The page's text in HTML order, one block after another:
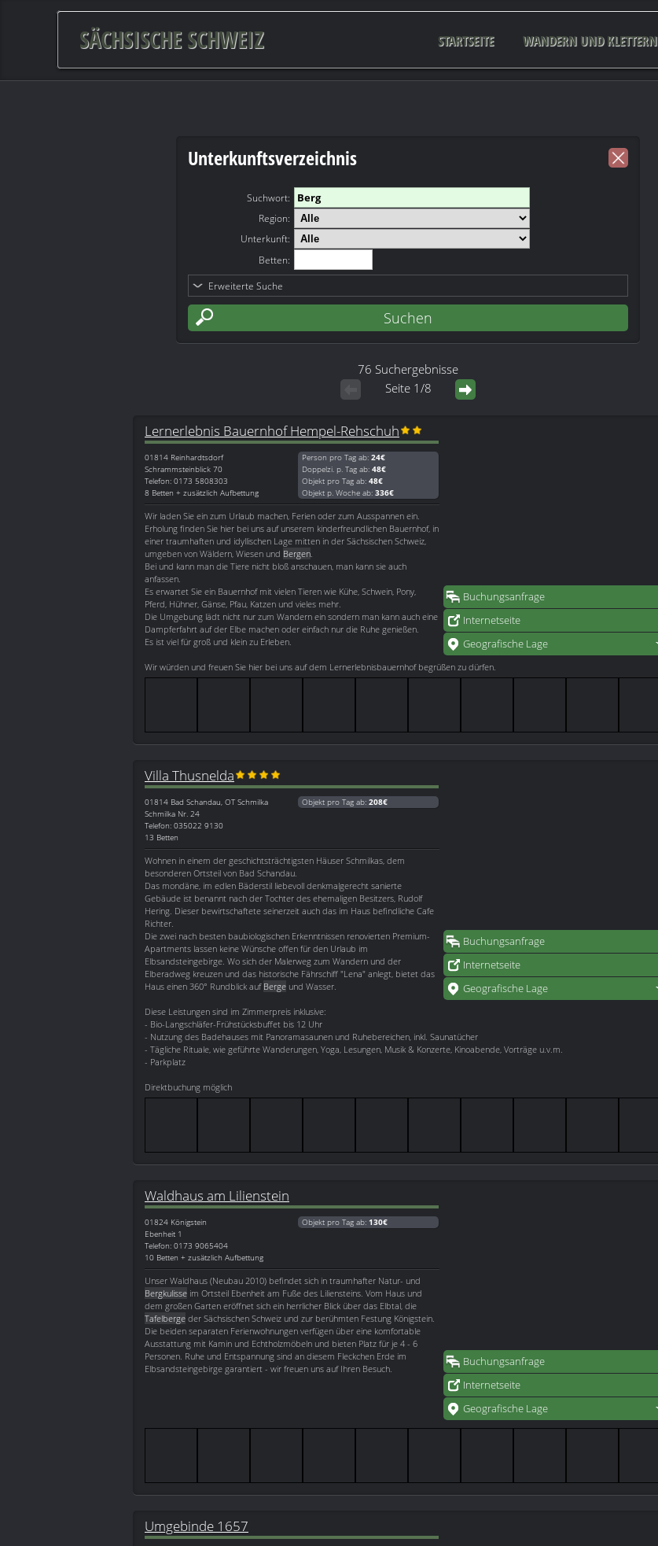
SÄCHSISCHE SCHWEIZ STARTSEITE WANDERN UND KLETTERN
Unterkunftsverzeichnis
Suchwort:
Region:
Unterkunft:
Betten:
Erweiterte Suche
76 Suchergebnisse
Seite 1/8
Buchungsanfrage
Internetseite
Geografische Lage
Lernerlebnis Bauernhof Hempel-Rehschuh
01814 Reinhardtsdorf
Schrammsteinblick 70
Telefon: 0173 5808303
8 Betten + zusätzlich Aufbettung
Person pro Tag ab: 24€
Doppelzi. p. Tag ab: 48€
Objekt pro Tag ab: 48€
Objekt p. Woche ab: 336€
Wir laden Sie ein zum Urlaub machen, Ferien oder zum Ausspannen ein.
Erholung finden Sie hier bei uns auf unserem kinderfreundlichen Bauernhof, in
einer traumhaften und idyllischen Lage mitten in der Sächsischen Schweiz,
umgeben von Wäldern, Wiesen und Bergen.
Bei und kann man die Tiere nicht bloß anschauen, man kann sie auch
anfassen.
Es erwartet Sie ein Bauernhof mit vielen Tieren wie Kühe, Schwein, Pony,
Pferd, Hühner, Gänse, Pfau, Katzen und vieles mehr.
Die Umgebung lädt nicht nur zum Wandern ein sondern man kann auch eine
Dampferfahrt auf der Elbe machen oder einfach nur die Ruhe genießen.
Es ist viel für groß und klein zu Erleben.
Wir würden und freuen Sie hier bei uns auf dem Lernerlebnisbauernhof begrüßen zu dürfen.
Buchungsanfrage
Internetseite
Geografische Lage
Villa Thusnelda
01814 Bad Schandau, OT Schmilka
Schmilka Nr. 24
Telefon: 035022 9130
13 Betten
Objekt pro Tag ab: 208€
Wohnen in einem der geschichtsträchtigsten Häuser Schmilkas, dem
besonderen Ortsteil von Bad Schandau.
Das mondäne, im edlen Bäderstil liebevoll denkmalgerecht sanierte
Gebäude ist benannt nach der Tochter des ehemaligen Besitzers, Rudolf
Hering. Dieser bewirtschaftete seinerzeit auch das im Haus befindliche Cafe
Richter.
Die zwei nach besten baubiologischen Erkenntnissen renovierten Premium-
Apartments lassen keine Wünsche offen für den Urlaub im
Elbsandsteingebirge. Wo sich der Malerweg zum Wandern und der
Elberadweg kreuzen und das historische Fährschiff "Lena" anlegt, bietet das
Haus einen 360° Rundblick auf Berge und Wasser.
Diese Leistungen sind im Zimmerpreis inklusive:
- Bio-Langschläfer-Frühstücksbuffet bis 12 Uhr
- Nutzung des Badehauses mit Panoramasaunen und Ruhebereichen, inkl. Saunatücher
- Tägliche Rituale, wie geführte Wanderungen, Yoga, Lesungen, Musik & Konzerte, Kinoabende, Vorträge u.v.m.
- Parkplatz
Direktbuchung möglich
Buchungsanfrage
Internetseite
Geografische Lage
Waldhaus am Lilienstein
01824 Königstein
Ebenheit 1
Telefon: 0173 9065404
10 Betten + zusätzlich Aufbettung
Objekt pro Tag ab: 130€
Unser Waldhaus (Neubau 2010) befindet sich in traumhafter Natur- und
Bergkulisse im Ortsteil Ebenheit am Fuße des Liliensteins. Vom Haus und
dem großen Garten eröffnet sich ein herrlicher Blick über das Elbtal, die
Tafelberge der Sächsischen Schweiz und zur berühmten Festung Königstein.
Die beiden separaten Ferienwohnungen verfügen über eine komfortable
Ausstattung mit Kamin und Echtholzmöbeln und bieten Platz für je 4 - 6
Personen. Ruhe und Entspannung sind an diesem Fleckchen Erde im
Elbsandsteingebirge garantiert - wir freuen uns auf Ihren Besuch.
Umgebinde 1657